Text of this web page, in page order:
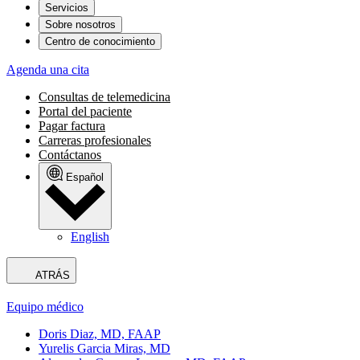
Servicios
Sobre nosotros
Centro de conocimiento
Agenda una cita
Consultas de telemedicina
Portal del paciente
Pagar factura
Carreras profesionales
Contáctanos
Español
English
ATRÁS
Equipo médico
Doris Diaz, MD, FAAP
Yurelis Garcia Miras, MD